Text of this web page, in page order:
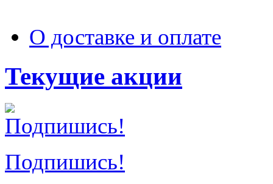
О доставке и оплате
Текущие акции
Подпишись!